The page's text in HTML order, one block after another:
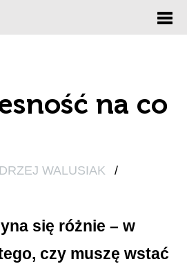
na co
WALUSIAK
/
się różnie – w
czy muszę wstać